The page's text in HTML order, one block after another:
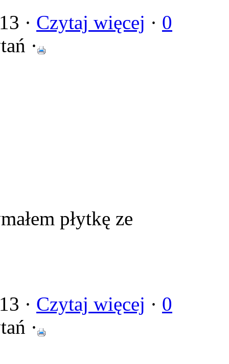
· Czytaj więcej · 0
·
płytkę ze
· Czytaj więcej · 0
·